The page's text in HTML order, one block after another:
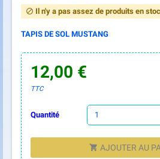
 Il n'y a pas assez de produits en
TAPIS DE SOL MUSTANG
12,00 €
TTC
Quantité
 AJOUTER AU